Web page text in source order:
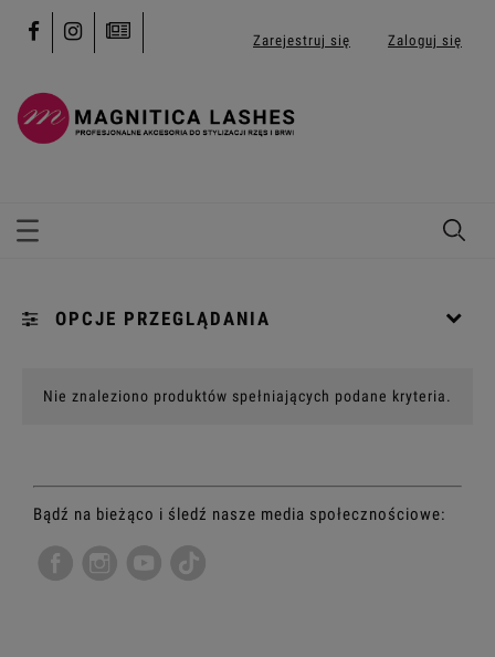
Zarejestruj się Zaloguj się
OPCJE PRZEGLĄDANIA
Nie znaleziono produktów spełniających podane kryteria.
Bądź na bieżąco i śledź nasze media społecznościowe: